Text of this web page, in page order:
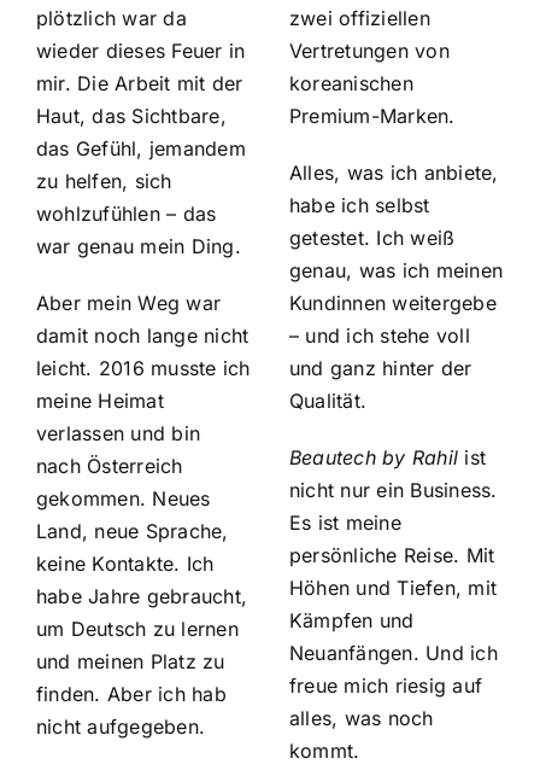
plötzlich war da
wieder dieses Feuer in
mir. Die Arbeit mit der
Haut, das Sichtbare,
das Gefühl, jemandem
zu helfen, sich
wohlzufühlen – das
war genau mein Ding.
Aber mein Weg war
damit noch lange nicht
leicht. 2016 musste ich
meine Heimat
verlassen und bin
nach Österreich
gekommen. Neues
Land, neue Sprache,
keine Kontakte. Ich
habe Jahre gebraucht,
um Deutsch zu lernen
und meinen Platz zu
finden. Aber ich hab
nicht aufgegeben.
zwei offiziellen
Vertretungen von
koreanischen
Premium-Marken.
Alles, was ich anbiete,
habe ich selbst
getestet. Ich weiß
genau, was ich meinen
Kundinnen weitergebe
– und ich stehe voll
und ganz hinter der
Qualität.
Beautech by Rahil ist
nicht nur ein Business.
Es ist meine
persönliche Reise. Mit
Höhen und Tiefen, mit
Kämpfen und
Neuanfängen. Und ich
freue mich riesig auf
alles, was noch
kommt.